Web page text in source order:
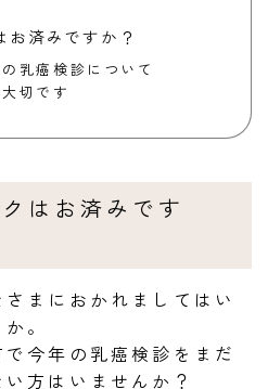
済みですか？
乳癌検診について
切です
はお済みです
まにおかれましてはい
。
今年の乳癌検診をまだ
方はいませんか？